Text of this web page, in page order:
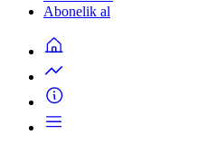
Abonelik al